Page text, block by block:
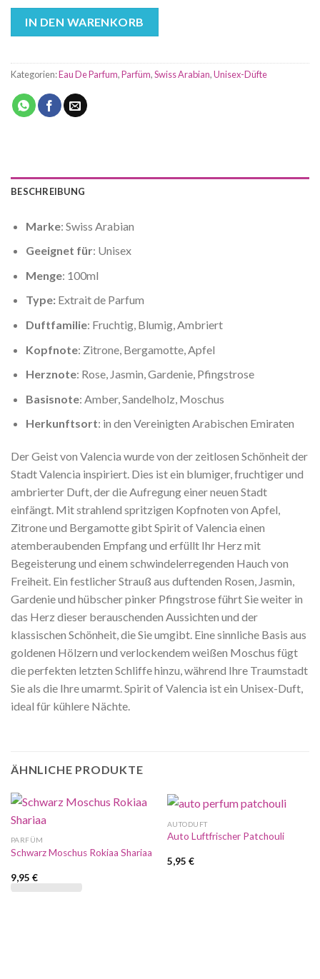
IN DEN WARENKORB
Kategorien:Eau De Parfum,Parfüm,Swiss Arabian,Unisex-Düfte
BESCHREIBUNG
Marke: Swiss Arabian
Geeignet für: Unisex
Menge: 100ml
Type:Extrait de Parfum
Duftfamilie: Fruchtig, Blumig, Ambriert
Kopfnote: Zitrone, Bergamotte, Apfel
Herznote: Rose, Jasmin, Gardenie, Pfingstrose
Basisnote: Amber, Sandelholz, Moschus
Herkunftsort: in den Vereinigten Arabischen Emiraten
Der Geist von Valencia wurde von der zeitlosen Schönheit der
Stadt Valencia inspiriert. Dies ist ein blumiger, fruchtiger und
ambrierter Duft, der die Aufregung einer neuen Stadt
einfängt. Mit strahlend spritzigen Kopfnoten von Apfel,
Zitrone und Bergamotte gibt Spirit of Valencia einen
atemberaubenden Empfang und erfüllt Ihr Herz mit
Begeisterung und einem schwindelerregenden Hauch von
Freiheit. Ein festlicher Strauß aus duftenden Rosen, Jasmin,
Gardenie und hübscher pinker Pfingstrose führt Sie weiter in
das Herz dieser berauschenden Aussichten und der
klassischen Schönheit, die Sie umgibt. Eine sinnliche Basis aus
goldenen Hölzern und verlockendem weißen Moschus fügt
die perfekten letzten Schliffe hinzu, während Ihre Traumstadt
Sie als die Ihre umarmt. Spirit of Valencia ist ein Unisex-Duft,
ideal für kühlere Nächte.
ÄHNLICHE PRODUKTE
PARFÜM
Schwarz Moschus Rokiaa Shariaa
9,95 €
AUTODUFT
Auto Luftfrischer Patchouli
5,95 €